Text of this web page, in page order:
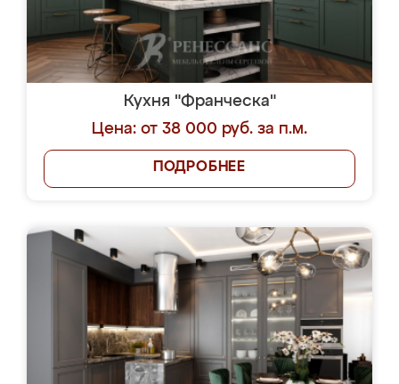
Кухня "Франческа"
Цена: от 38 000 руб. за п.м.
ПОДРОБНЕЕ